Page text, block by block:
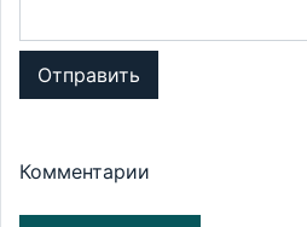
Отправить
Комментарии